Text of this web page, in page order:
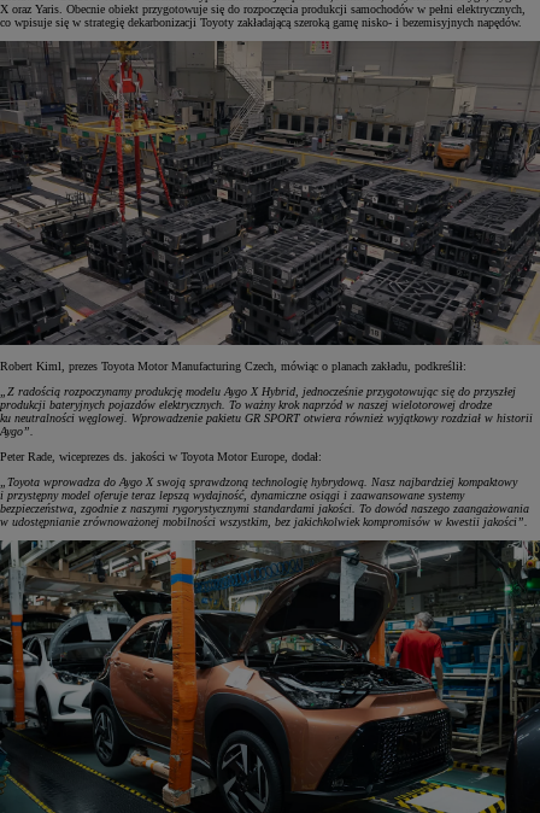
X oraz Yaris. Obecnie obiekt przygotowuje się do rozpoczęcia produkcji samochodów w pełni elektrycznych,
co wpisuje się w strategię dekarbonizacji Toyoty zakładającą szeroką gamę nisko- i bezemisyjnych napędów.
Robert Kiml, prezes Toyota Motor Manufacturing Czech, mówiąc o planach zakładu, podkreślił:
„Z radością rozpoczynamy produkcję modelu Aygo X Hybrid, jednocześnie przygotowując się do przyszłej
produkcji bateryjnych pojazdów elektrycznych. To ważny krok naprzód w naszej wielotorowej drodze
ku neutralności węglowej. Wprowadzenie pakietu GR SPORT otwiera również wyjątkowy rozdział w historii
Aygo”.
Peter Rade, wiceprezes ds. jakości w Toyota Motor Europe, dodał:
„Toyota wprowadza do Aygo X swoją sprawdzoną technologię hybrydową. Nasz najbardziej kompaktowy
i przystępny model oferuje teraz lepszą wydajność, dynamiczne osiągi i zaawansowane systemy
bezpieczeństwa, zgodnie z naszymi rygorystycznymi standardami jakości. To dowód naszego zaangażowania
w udostępnianie zrównoważonej mobilności wszystkim, bez jakichkolwiek kompromisów w kwestii jakości”.